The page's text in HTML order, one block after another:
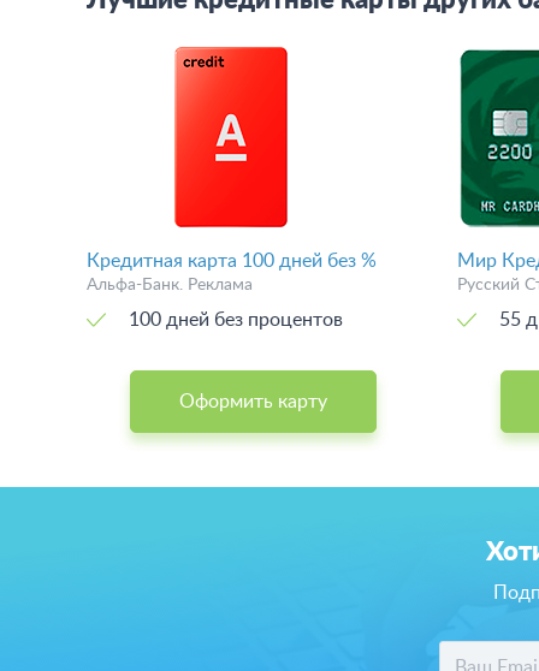
Кредитная карта 100 дней без %
Альфа-Банк. Реклама
100 дней без процентов
Оформить карту
Мир
Русский
55